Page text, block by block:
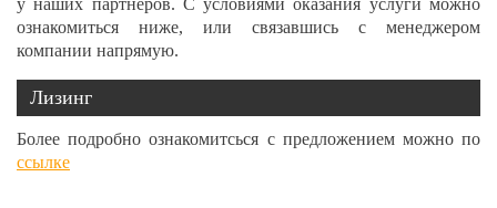
у наших партнеров. С условиями оказания услуги можно
ознакомиться ниже, или связавшись с менеджером
компании напрямую.
Лизинг
Более подробно ознакомитсься с предложением можно по
ссылке